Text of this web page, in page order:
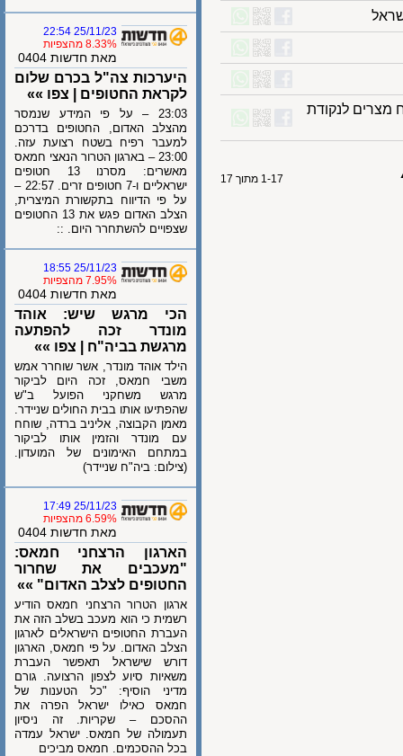
לנקודת
1-17 מתוך 17
25/11/23 22:54
8.33% מהצפיות
מאת חדשות 0404
היערכות צה"ל בכרם שלום
לקראת החטופים | צפו »»
23:03 – על פי המידע שנמסר
מהצלב האדום, החטופים בדרכם
למעבר רפיח בשטח רצועת עזה.
23:00 – בארגון הטרור הנאצי חמאס
מאשרים: מסרנו 13 חטופים
ישראליים ו-7 חטופים זרים. 22:57 –
על פי הדיווח בתקשורת המיצרית,
הצלב האדום פגש את 13 החטופים
שצפויים להשתחרר היום. ::
25/11/23 18:55
7.95% מהצפיות
מאת חדשות 0404
הכי מרגש שיש: אוהד
מונדר זכה להפתעה
מרגשת בביה"ח | צפו »»
הילד אוהד מונדר, אשר שוחרר אמש
משבי חמאס, זכה היום לביקור
מרגש משחקני הפועל ב"ש
שהפתיעו אותו בבית החולים שניידר.
מאמן הקבוצה, אליניב ברדה, שוחח
עם מונדר והזמין אותו לביקור
במתחם האימונים של המועדון.
(צילום: ביה"ח שניידר)
25/11/23 17:49
6.59% מהצפיות
מאת חדשות 0404
הארגון הרצחני חמאס:
"מעכבים את שחרור
החטופים לצלב האדום" »»
ארגון הטרור הרצחני חמאס הודיע
רשמית כי הוא מעכב בשלב הזה את
העברת החטופים הישראלים לארגון
הצלב האדום. על פי חמאס, הארגון
דורש שישראל תאפשר העברת
משאיות סיוע לצפון הרצועה. גורם
מדיני הוסיף: "כל הטענות של
חמאס כאילו ישראל הפרה את
ההסכם – שקריות. זה ניסיון
תעמולה של חמאס. ישראל עמדה
בכל ההסכמים. חמאס מביכים